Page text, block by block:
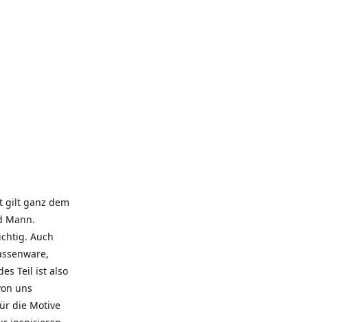
gilt ganz dem
Mann.
Auch
Teil ist also
uns
die Motive